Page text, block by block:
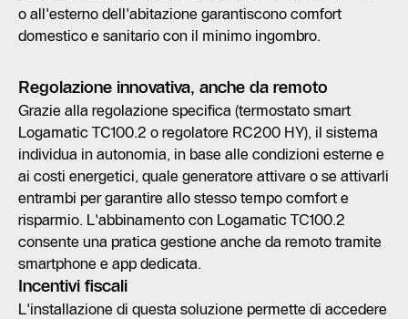
o all'esterno dell'abitazione garantiscono comfort
domestico e sanitario con il minimo ingombro.
Regolazione innovativa, anche da remoto
Grazie alla regolazione specifica (termostato smart
Logamatic TC100.2 o regolatore RC200 HY), il sistema
individua in autonomia, in base alle condizioni esterne e
ai costi energetici, quale generatore attivare o se attivarli
entrambi per garantire allo stesso tempo comfort e
risparmio. L'abbinamento con Logamatic TC100.2
consente una pratica gestione anche da remoto tramite
smartphone e app dedicata.
Incentivi fiscali
L'installazione di questa soluzione permette di accedere